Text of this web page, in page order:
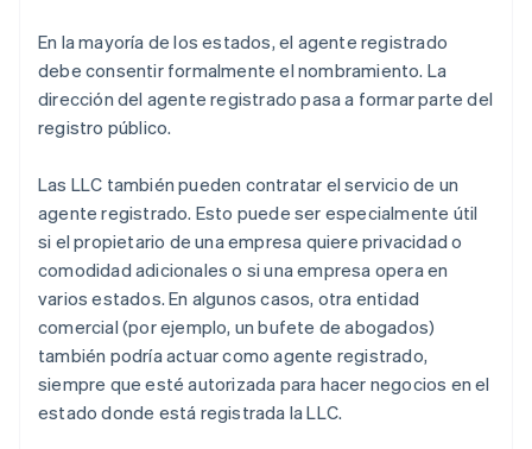
En la mayoría de los estados, el agente registrado
debe consentir formalmente el nombramiento. La
dirección del agente registrado pasa a formar parte del
registro público.
Las LLC también pueden contratar el servicio de un
agente registrado. Esto puede ser especialmente útil
si el propietario de una empresa quiere privacidad o
comodidad adicionales o si una empresa opera en
varios estados. En algunos casos, otra entidad
comercial (por ejemplo, un bufete de abogados)
también podría actuar como agente registrado,
siempre que esté autorizada para hacer negocios en el
estado donde está registrada la LLC.